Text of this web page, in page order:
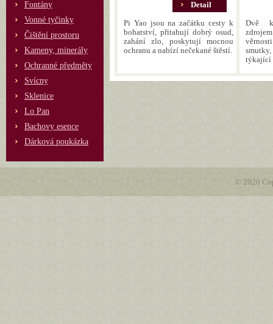
Fontány
Vonné tyčinky
Čištění prostoru
Kameny, minerály
Ochranné předměty
Svícny
Sklenice
Lo Pan
Bachovy esence
Dárková poukázka
Detail
Pi Yao jsou na začátku cesty k
bohatství, přitahují dobrý osud,
zahání zlo, poskytují mocnou
ochranu a nabízí nečekané štěstí.
Dvě
týkající
© 2026